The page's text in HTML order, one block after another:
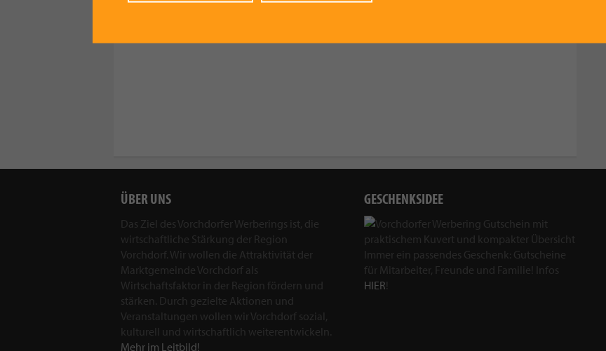
ÜBER UNS
Das Ziel des Vorchdorfer Werberings ist, die
wirtschaftliche Stärkung der Region
Vorchdorf. Wir wollen die Attraktivität der
Marktgemeinde Vorchdorf als
Wirtschaftsfaktor in der Region fördern und
stärken. Durch gezielte Aktionen und
Veranstaltungen wollen wir Vorchdorf sozial,
kulturell und wirtschaftlich weiterentwickeln.
Mehr im Leitbild!
GESCHENKSIDEE
Immer ein passendes Geschenk: Gutscheine
für Mitarbeiter, Freunde und Familie! Infos
HIER!